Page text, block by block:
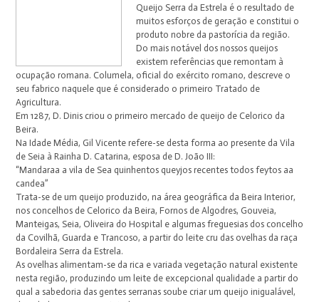
Queijo Serra da Estrela é o resultado de
muitos esforços de geração e constitui o
produto nobre da pastorícia da região.
Do mais notável dos nossos queijos
existem referências que remontam à
ocupação romana. Columela, oficial do exército romano, descreve o
seu fabrico naquele que é considerado o primeiro Tratado de
Agricultura.
Em 1287, D. Dinis criou o primeiro mercado de queijo de Celorico da
Beira.
Na Idade Média, Gil Vicente refere-se desta forma ao presente da Vila
de Seia à Rainha D. Catarina, esposa de D. João III:
“Mandaraa a vila de Sea quinhentos queyjos recentes todos feytos aa
candea”
Trata-se de um queijo produzido, na área geográfica da Beira Interior,
nos concelhos de Celorico da Beira, Fornos de Algodres, Gouveia,
Manteigas, Seia, Oliveira do Hospital e algumas freguesias dos concelho
da Covilhã, Guarda e Trancoso, a partir do leite cru das ovelhas da raça
Bordaleira Serra da Estrela.
As ovelhas alimentam-se da rica e variada vegetação natural existente
nesta região, produzindo um leite de excepcional qualidade a partir do
qual a sabedoria das gentes serranas soube criar um queijo inigualável,